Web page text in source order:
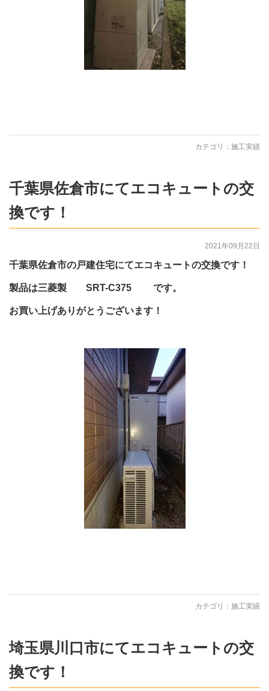
カテゴリ： 施工実績
千葉県佐倉市にてエコキュートの交
換です！
2021年09月22日
千葉県佐倉市の戸建住宅にてエコキュートの交換です！
製品は三菱製 SRT-C375 です。
お買い上げありがとうございます！
カテゴリ： 施工実績
埼玉県川口市にてエコキュートの交
換です！